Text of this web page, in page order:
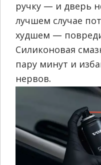
ручку — и дверь
лучшем случае
худшем —
Силиконовая
пару минут и
нервов.